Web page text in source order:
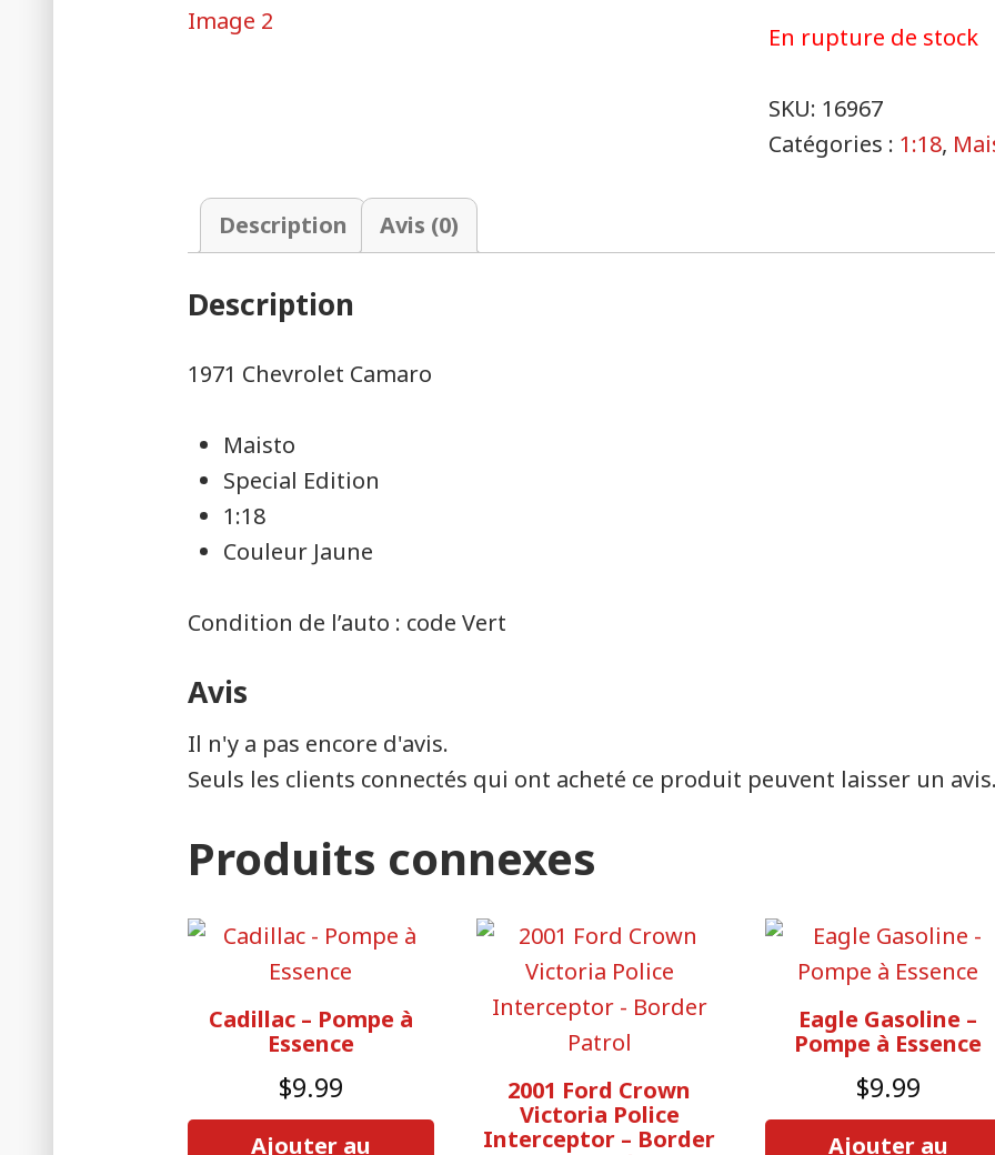
En rupture de stock
SKU: 16967
Catégories : 1:18,
Description Avis (0)
Description
1971 Chevrolet Camaro
Maisto
Special Edition
1:18
Couleur Jaune
Condition de l’auto : code Vert
Avis
Il n'y a pas encore d'avis.
Seuls les clients connectés qui ont acheté ce produit peuvent laisser un
Produits connexes
Cadillac – Pompe à
Essence
$9.99
Ajouter au
2001 Ford Crown
Victoria Police
Interceptor – Border
Eagle Gasoline –
Pompe à Essence
$9.99
Ajouter au